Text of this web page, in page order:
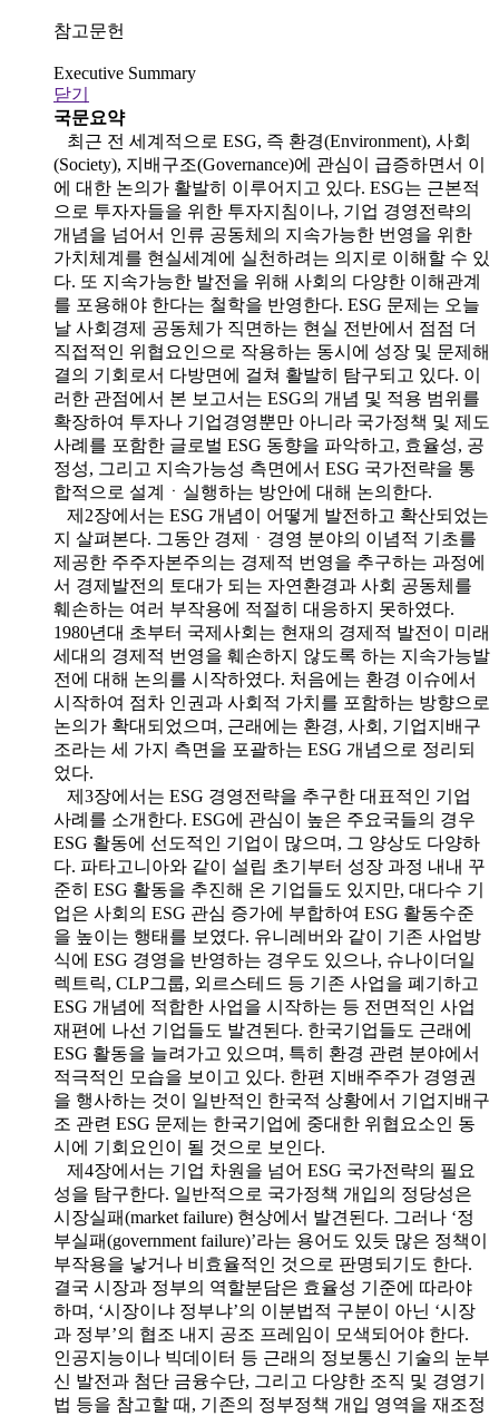
참고문헌
Executive Summary
닫기
국문요약
최근 전 세계적으로 ESG, 즉 환경(Environment), 사회
(Society), 지배구조(Governance)에 관심이 급증하면서 이
에 대한 논의가 활발히 이루어지고 있다. ESG는 근본적
으로 투자자들을 위한 투자지침이나, 기업 경영전략의
개념을 넘어서 인류 공동체의 지속가능한 번영을 위한
가치체계를 현실세계에 실천하려는 의지로 이해할 수 있
다. 또 지속가능한 발전을 위해 사회의 다양한 이해관계
를 포용해야 한다는 철학을 반영한다. ESG 문제는 오늘
날 사회경제 공동체가 직면하는 현실 전반에서 점점 더
직접적인 위협요인으로 작용하는 동시에 성장 및 문제해
결의 기회로서 다방면에 걸쳐 활발히 탐구되고 있다. 이
러한 관점에서 본 보고서는 ESG의 개념 및 적용 범위를
확장하여 투자나 기업경영뿐만 아니라 국가정책 및 제도
사례를 포함한 글로벌 ESG 동향을 파악하고, 효율성, 공
정성, 그리고 지속가능성 측면에서 ESG 국가전략을 통
합적으로 설계ㆍ실행하는 방안에 대해 논의한다.
제2장에서는 ESG 개념이 어떻게 발전하고 확산되었는
지 살펴본다. 그동안 경제ㆍ경영 분야의 이념적 기초를
제공한 주주자본주의는 경제적 번영을 추구하는 과정에
서 경제발전의 토대가 되는 자연환경과 사회 공동체를
훼손하는 여러 부작용에 적절히 대응하지 못하였다.
1980년대 초부터 국제사회는 현재의 경제적 발전이 미래
세대의 경제적 번영을 훼손하지 않도록 하는 지속가능발
전에 대해 논의를 시작하였다. 처음에는 환경 이슈에서
시작하여 점차 인권과 사회적 가치를 포함하는 방향으로
논의가 확대되었으며, 근래에는 환경, 사회, 기업지배구
조라는 세 가지 측면을 포괄하는 ESG 개념으로 정리되
었다.
제3장에서는 ESG 경영전략을 추구한 대표적인 기업
사례를 소개한다. ESG에 관심이 높은 주요국들의 경우
ESG 활동에 선도적인 기업이 많으며, 그 양상도 다양하
다. 파타고니아와 같이 설립 초기부터 성장 과정 내내 꾸
준히 ESG 활동을 추진해 온 기업들도 있지만, 대다수 기
업은 사회의 ESG 관심 증가에 부합하여 ESG 활동수준
을 높이는 행태를 보였다. 유니레버와 같이 기존 사업방
식에 ESG 경영을 반영하는 경우도 있으나, 슈나이더일
렉트릭, CLP그룹, 외르스테드 등 기존 사업을 폐기하고
ESG 개념에 적합한 사업을 시작하는 등 전면적인 사업
재편에 나선 기업들도 발견된다. 한국기업들도 근래에
ESG 활동을 늘려가고 있으며, 특히 환경 관련 분야에서
적극적인 모습을 보이고 있다. 한편 지배주주가 경영권
을 행사하는 것이 일반적인 한국적 상황에서 기업지배구
조 관련 ESG 문제는 한국기업에 중대한 위협요소인 동
시에 기회요인이 될 것으로 보인다.
제4장에서는 기업 차원을 넘어 ESG 국가전략의 필요
성을 탐구한다. 일반적으로 국가정책 개입의 정당성은
시장실패(market failure) 현상에서 발견된다. 그러나 ‘정
부실패(government failure)’라는 용어도 있듯 많은 정책이
부작용을 낳거나 비효율적인 것으로 판명되기도 한다.
결국 시장과 정부의 역할분담은 효율성 기준에 따라야
하며, ‘시장이냐 정부냐’의 이분법적 구분이 아닌 ‘시장
과 정부’의 협조 내지 공조 프레임이 모색되어야 한다.
인공지능이나 빅데이터 등 근래의 정보통신 기술의 눈부
신 발전과 첨단 금융수단, 그리고 다양한 조직 및 경영기
법 등을 참고할 때, 기존의 정부정책 개입 영역을 재조정